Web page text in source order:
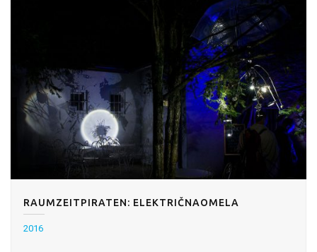
RAUMZEITPIRATEN: ELEKTRIČNAOMELA
2016